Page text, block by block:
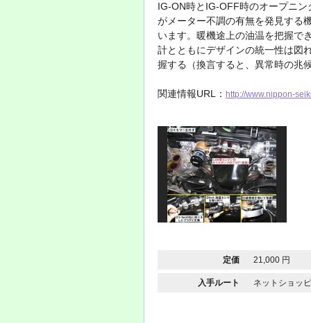
IG-ON時とIG-OFF時のオープニ
がメーター不調の有無を発見する
います。暖機途上の油温を把握で
計とともにデザインの統一性は図
握する（換言すると、異常時の兆
関連情報URL： http://www.nippon-
定価 21,000 円
入手ルート ネットショッ